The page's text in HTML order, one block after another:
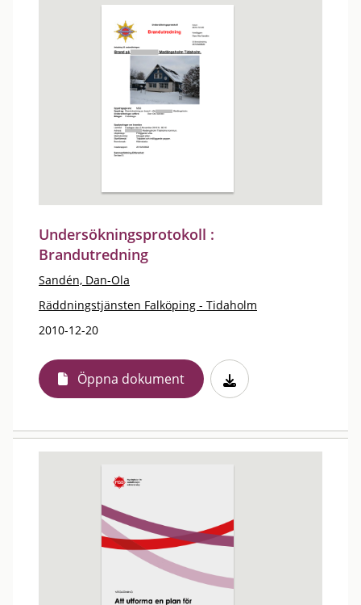
Undersökningsprotokoll :
Brandutredning
Sandén, Dan-Ola
Räddningstjänsten Falköping - Tidaholm
2010-12-20
Öppna dokument